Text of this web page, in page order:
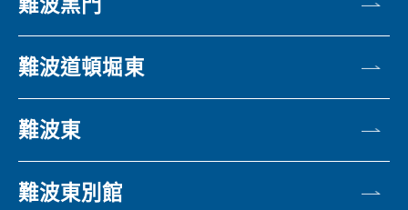
難波道頓堀東
難波東
難波東別館